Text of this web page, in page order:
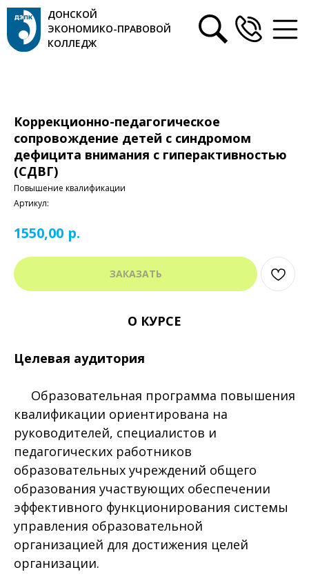
ДОНСКОЙ
ЭКОНОМИКО-ПРАВОВОЙ
КОЛЛЕДЖ
Коррекционно-педагогическое
сопровождение детей с синдромом
дефицита внимания с гиперактивностью
(СДВГ)
Повышение квалификации
Артикул:
1550,00 р.
ЗАКАЗАТЬ
О КУРСЕ
Целевая аудитория
Образовательная программа повышения
квалификации ориентирована на
руководителей, специалистов и
педагогических работников
образовательных учреждений общего
образования участвующих обеспечении
эффективного функционирования системы
управления образовательной
организацией для достижения целей
организации.